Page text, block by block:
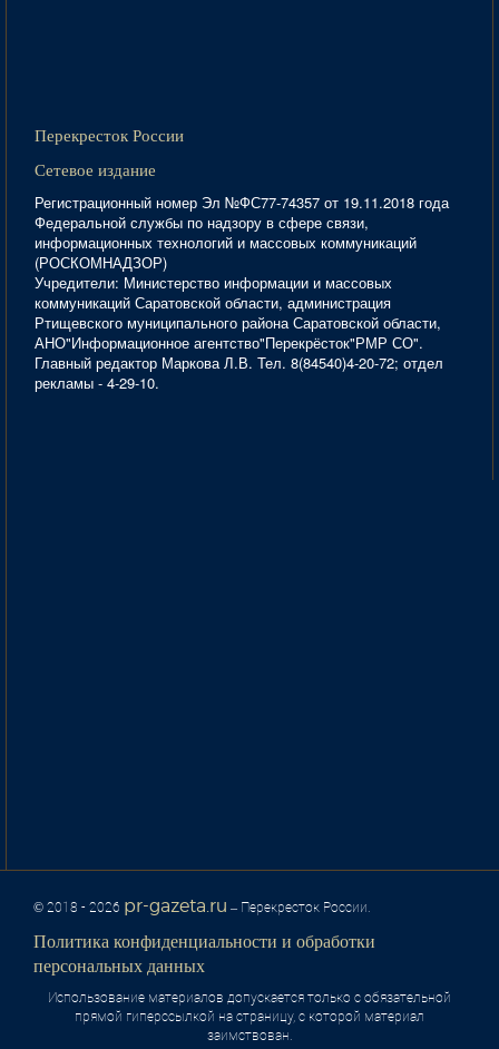
Перекресток России
Сетевое издание
Регистрационный номер Эл №ФС77-74357 от 19.11.2018 года
Федеральной службы по надзору в сфере связи,
информационных технологий и массовых коммуникаций
(РОСКОМНАДЗОР)
Учредители: Министерство информации и массовых
коммуникаций Саратовской области, администрация
Ртищевского муниципального района Саратовской области,
АНО"Информационное агентство"Перекрёсток"РМР СО".
Главный редактор Маркова Л.В. Тел. 8(84540)4-20-72; отдел
рекламы - 4-29-10.
© 2018 - 2026 pr-gazeta.ru – Перекресток России.
Политика конфиденциальности и обработки
персональных данных
Использование материалов допускается только с обязательной
прямой гиперссылкой на страницу, с которой материал
заимствован.